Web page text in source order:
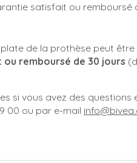
satisfait ou remboursé
de la prothèse peut
remboursé de 30 jours
si vous avez des questions
00 ou par e-mail